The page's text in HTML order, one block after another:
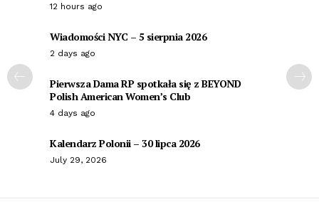
12 hours ago
Wiadomości NYC – 5 sierpnia 2026
2 days ago
Pierwsza Dama RP spotkała się z BEYOND
Polish American Women’s Club
4 days ago
Kalendarz Polonii – 30 lipca 2026
July 29, 2026